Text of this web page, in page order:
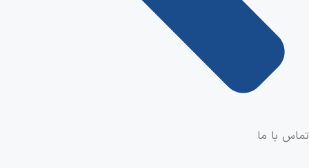
تماس با ما